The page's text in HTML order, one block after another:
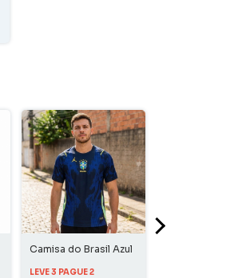
Camisa do Brasil Azul
LEVE 3 PAGUE 2